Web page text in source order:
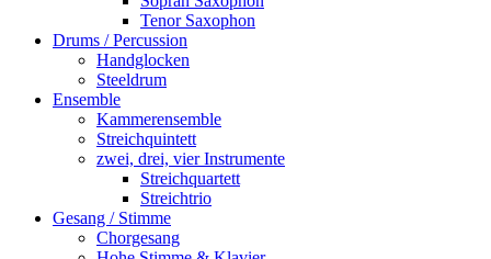
Tenor Saxophon
Drums / Percussion
Handglocken
Steeldrum
Ensemble
Kammerensemble
Streichquintett
zwei, drei, vier Instrumente
Streichquartett
Streichtrio
Gesang / Stimme
Chorgesang